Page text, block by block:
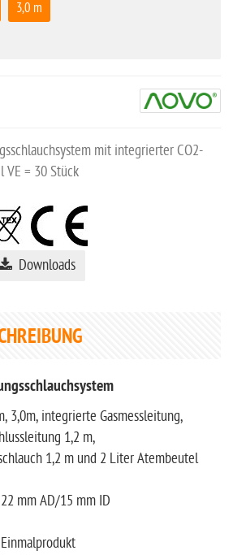
3,0 m
mit integrierter CO2-
VE = 30 Stück
Downloads
3,0m, integrierte Gasmessleitung,
1,2 m,
1,2 m und 2 Liter Atembeutel
mm AD/15 mm ID